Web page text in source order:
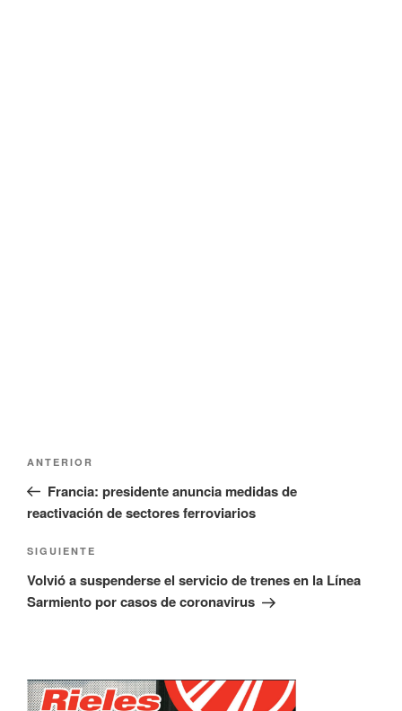
entradas
Entrada
anterior:
ANTERIOR
Francia: presidente anuncia medidas de
reactivación de sectores ferroviarios
Siguiente
entrada
SIGUIENTE
Volvió a suspenderse el servicio de trenes en la Línea
Sarmiento por casos de coronavirus